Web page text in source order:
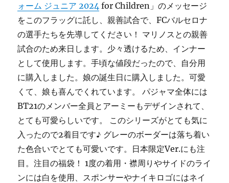
ォーム ジュニア 2024 for Children」のメッセージ
をこのフラッグに託し、親善試合で、FCバルセロナ
の選手たちを先導してください！ マリノスとの親善
試合のため来日します。少々透けるため、インナー
として使用します。手頃な値段だったので、自分用
に購入しました。娘の誕生日に購入しました。可愛
くて、娘も喜んでくれています。 パジャマ全体には
BT21のメンバー全員とアーミーもデザインされて、
とても可愛らしいです。 このシリーズがとても気に
入ったので2着目です♪ グレーのボーダーは落ち着い
た色合いでとても可愛いです。日本限定Ver.にも注
目。注目の福袋！ 1度の着用・襟周りやサイドのライ
ンには白を使用、スポンサーやナイキロゴにはネイ